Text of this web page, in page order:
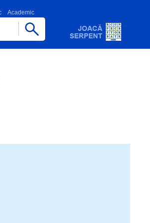
Academic